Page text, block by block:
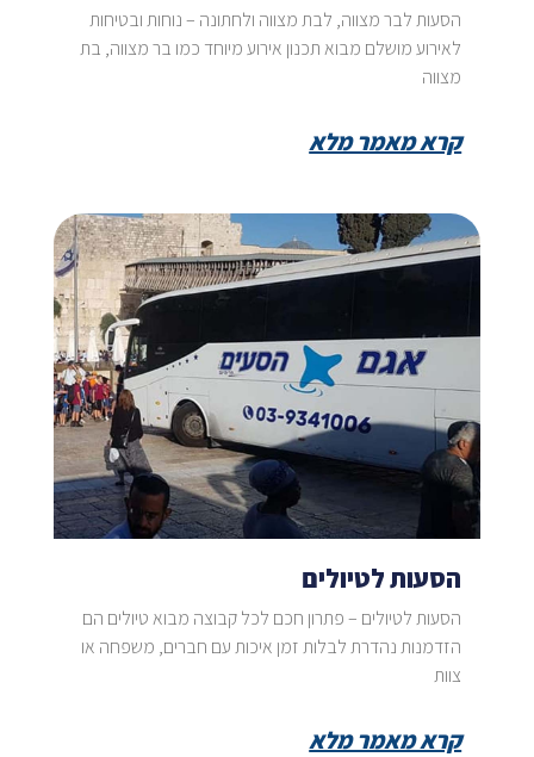
הסעות לבר מצווה, לבת מצווה ולחתונה – נוחות ובטיחות
לאירוע מושלם מבוא תכנון אירוע מיוחד כמו בר מצווה, בת
מצווה
קרא מאמר מלא
הסעות לטיולים
הסעות לטיולים – פתרון חכם לכל קבוצה מבוא טיולים הם
הזדמנות נהדרת לבלות זמן איכות עם חברים, משפחה או
צוות
קרא מאמר מלא